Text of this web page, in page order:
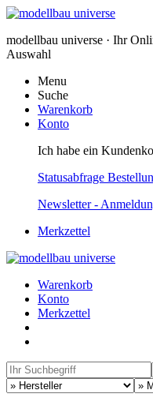
modellbau universe · Ihr
Auswahl
Menu
Suche
Warenkorb
Konto
Ich habe ein
Statusabfrage
Newsletter -
Merkzettel
Warenkorb
Konto
Merkzettel